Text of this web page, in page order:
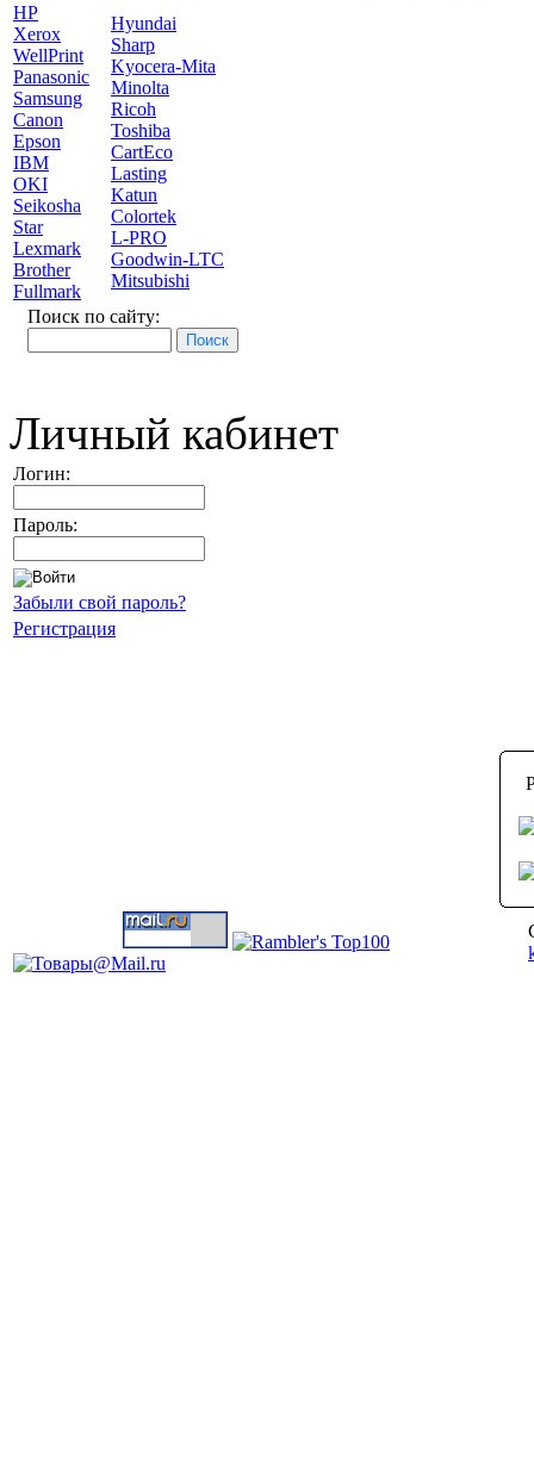
HP
Xerox
WellPrint
Panasonic
Samsung
Canon
Epson
IBM
OKI
Seikosha
Star
Lexmark
Brother
Fullmark
Hyundai
Sharp
Kyocera-Mita
Minolta
Ricoh
Toshiba
CartEco
Lasting
Katun
Colortek
L-PRO
Goodwin-LTC
Mitsubishi
Поиск по сайту:
Личный кабинет
Логин:
Пароль:
Забыли свой пароль?
Регистрация